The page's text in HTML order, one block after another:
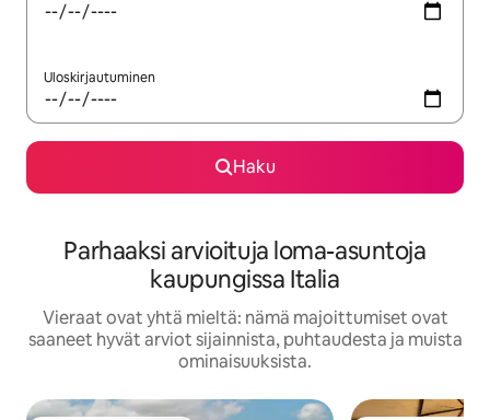
Uloskirjautuminen
Haku
Parhaaksi arvioituja loma-asuntoja
kaupungissa Italia
Vieraat ovat yhtä mieltä: nämä majoittumiset ovat
saaneet hyvät arviot sijainnista, puhtaudesta ja muista
ominaisuuksista.